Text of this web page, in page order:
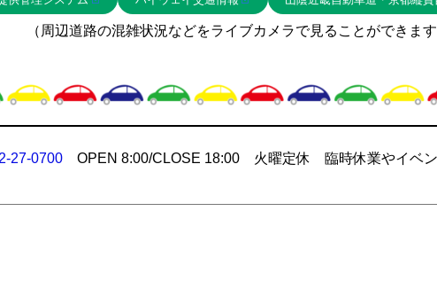
（周辺道路の混雑状況などをライブカメラで見ることができます
27-0700 OPEN 8:00/CLOSE 18:00 火曜定休 臨時休業やイベン